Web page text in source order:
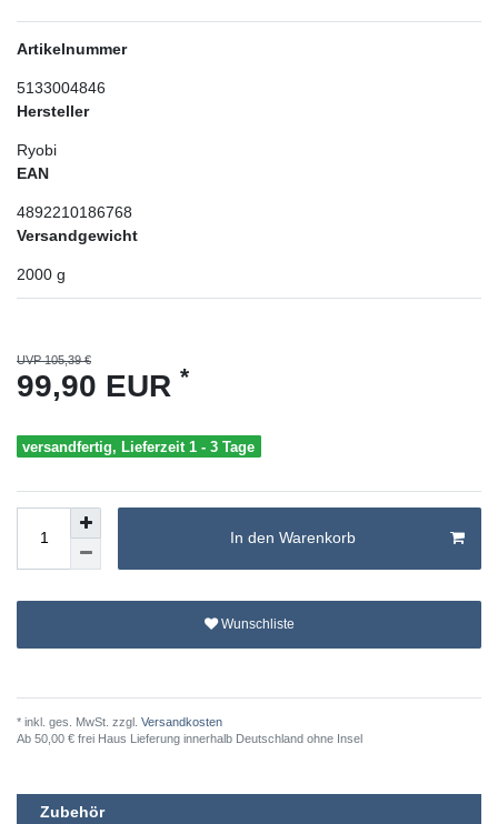
Artikelnummer
5133004846
Hersteller
Ryobi
EAN
4892210186768
Versandgewicht
2000 g
UVP 105,39 €
99,90 EUR *
versandfertig, Lieferzeit 1 - 3 Tage
In den Warenkorb
Wunschliste
* inkl. ges. MwSt. zzgl. Versandkosten
Ab 50,00 € frei Haus Lieferung innerhalb Deutschland ohne Insel
Zubehör